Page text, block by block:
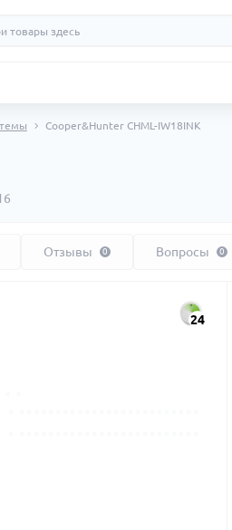
Cooper&Hunter CHML-IW18INK
Отзывы 0 Вопросы 0
24